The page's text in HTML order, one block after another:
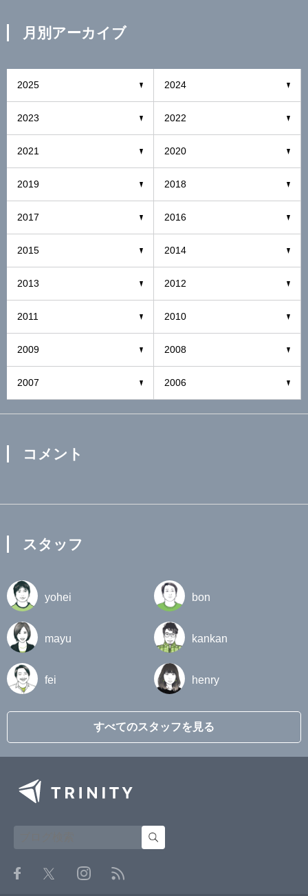
月別アーカイブ
2025 2024
2023 2022
2021 2020
2019 2018
2017 2016
2015 2014
2013 2012
2011 2010
2009 2008
2007 2006
コメント
スタッフ
yohei bon
mayu kankan
fei henry
すべてのスタッフを見る